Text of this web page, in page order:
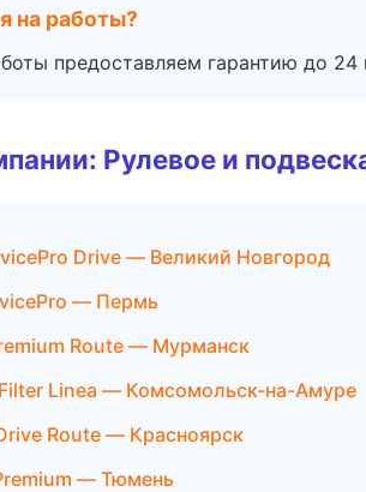
на работы?
предоставляем гарантию до 24
Рулевое и
Drive — Великий Новгород
— Пермь
Route — Мурманск
Linea — Комсомольск-на-Амуре
Route — Красноярск
— Тюмень